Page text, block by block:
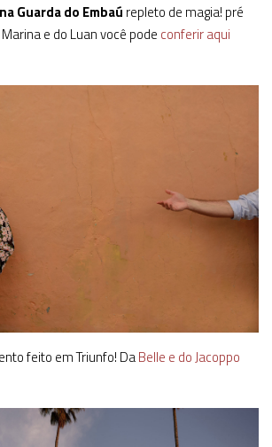
Guarda do Embaú repleto de magia! pré
e do Luan você pode conferir aqui
feito em Triunfo! DaBelle e do Jacoppo